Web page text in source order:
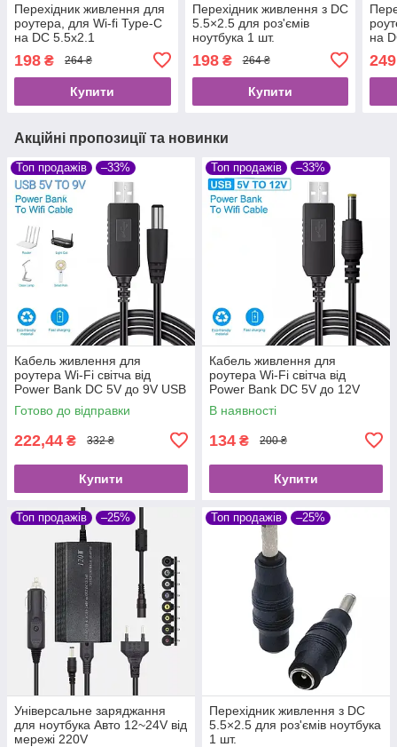
Перехідник живлення для
роутера, для Wi-fi Type-C
на DC 5.5х2.1
198 ₴ 264 ₴
Купити
Перехідник живлення з DC
5.5×2.5 для роз'ємів
ноутбука 1 шт.
198₴ 264 ₴
Купити
на
249
Акційні пропозиції та новинки
Топ продажів –33%
Кабель живлення для
роутера Wi-Fi світча від
Power Bank DC 5V до 9V USB
DC 5.5×2.5mm
Готово до відправки
222,44 ₴ 332 ₴
Купити
Топ продажів –33%
Кабель живлення для
роутера Wi-Fi світча від
Power Bank DC 5V до 12V
USB DC 5.5×2.5mm
В наявності
134 ₴ 200 ₴
Купити
Топ продажів –25%
Універсальне заряджання
для ноутбука Авто 12~24V від
мережі 220V
Топ продажів –25%
Перехідник живлення з DC
5.5×2.5 для роз'ємів ноутбука
1 шт.